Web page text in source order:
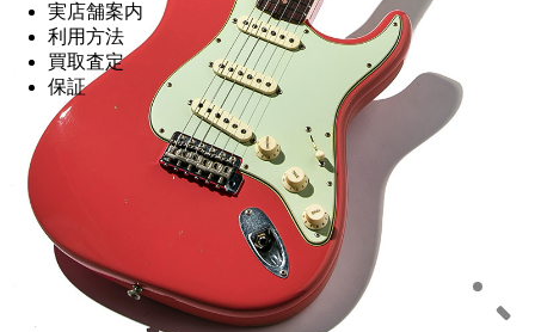
実店舗案内
利用方法
買取査定
保証